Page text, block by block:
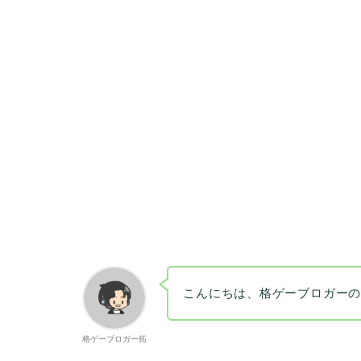
格ゲーブロガー拓
こんにちは、格ゲーブロガーの